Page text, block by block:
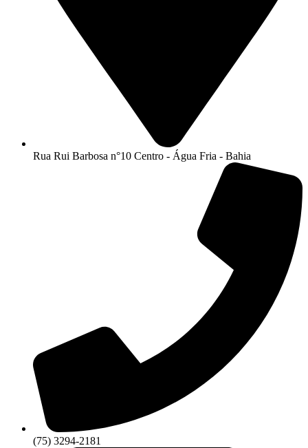
Rua Rui Barbosa n°10 Centro - Água Fria - Bahia
(75) 3294-2181